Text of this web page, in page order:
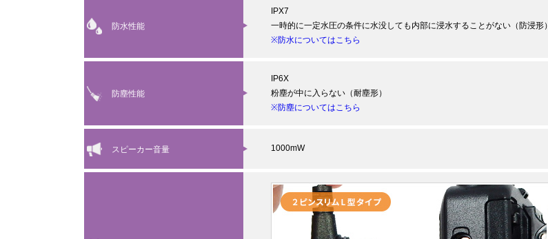
防水性能
IPX7
一時的に一定水圧の条件に水没しても内部に浸水することがない（防浸形）
※防水についてはこちら
防塵性能
IP6X
粉塵が中に入らない（耐塵形）
※防塵についてはこちら
スピーカー音量 1000mW